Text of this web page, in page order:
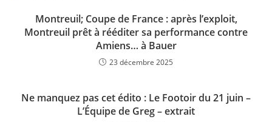
Montreuil; Coupe de France : après l’exploit,
Montreuil prêt à rééditer sa performance contre
Amiens… à Bauer
23 décembre 2025
Ne manquez pas cet édito : Le Footoir du 21 juin –
L’Équipe de Greg – extrait